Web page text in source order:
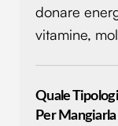
donare
vitamine,
Quale
Per Mangiarla